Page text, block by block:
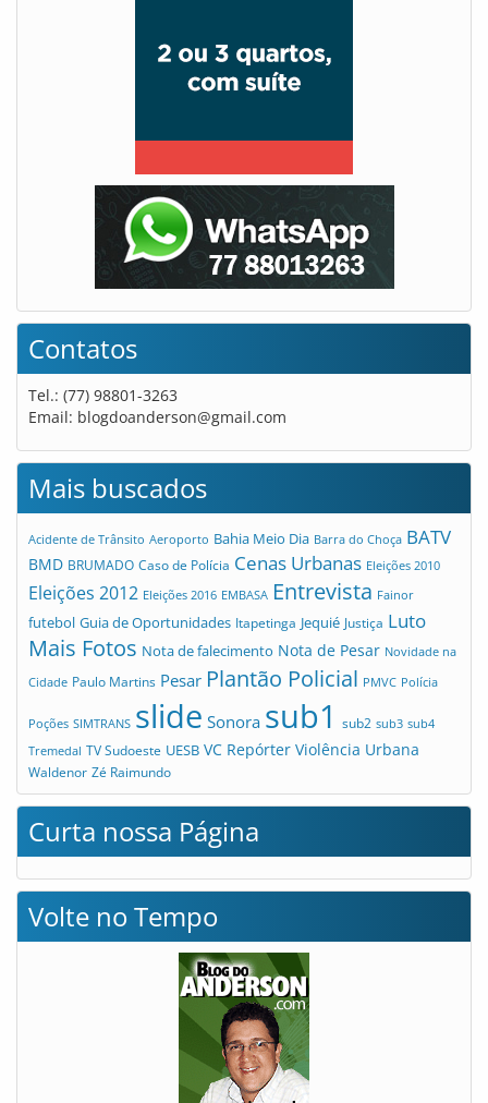
Contatos
Tel.: (77) 98801-3263
Email: blogdoanderson@gmail.com
Mais buscados
Acidente de Trânsito Aeroporto Bahia Meio Dia Barra do Choça BATV
BMD BRUMADO Caso de Polícia Cenas Urbanas Eleições 2010
Eleições 2012 Eleições 2016 EMBASA Entrevista Fainor
futebol Guia de Oportunidades Itapetinga Jequié Justiça Luto
Mais Fotos Nota de falecimento Nota de Pesar Novidade na
Cidade Paulo Martins Pesar Plantão Policial PMVC Polícia
Poções SIMTRANS slide Sonora sub1 sub2 sub3 sub4
Tremedal TV Sudoeste UESB VC Repórter Violência Urbana
Waldenor Zé Raimundo
Curta nossa Página
Volte no Tempo